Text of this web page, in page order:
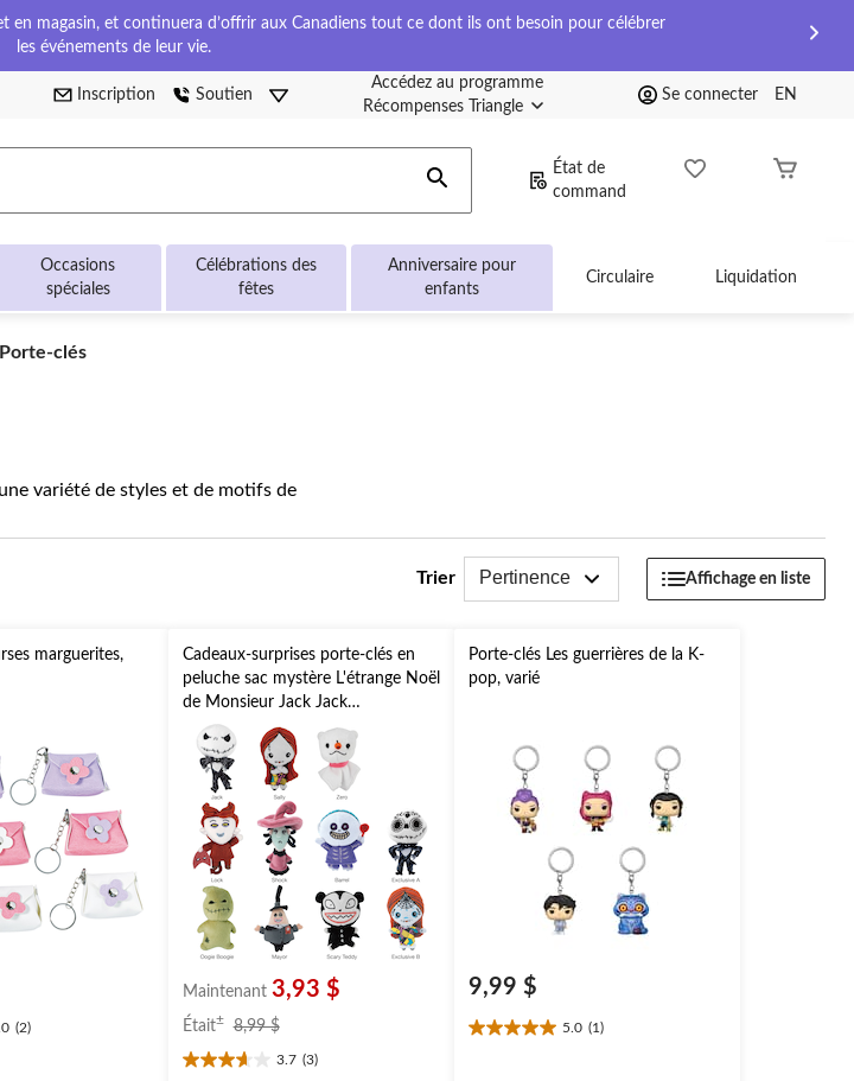
en magasin, et continuera d’offrir aux Canadiens tout ce dont ils ont besoin pour célébrer
les événements de leur vie.
Inscription Soutien
Accédez au programme
Récompenses Triangle
Se connecter EN
État de
command
Occasions
spéciales
Célébrations des
fêtes
Anniversaire pour
enfants
Circulaire Liquidation
Porte-
Porte-clés
variété de styles et de motifs de
Trier Pertinence Affichage en liste
marguerites,
(2)
Cadeaux-surprises porte-clés en
peluche sac mystère L'étrange Noël
de Monsieur Jack Jack
Skellington/Sally/Zéro, multicolore,
5 po, pour l'Halloween
Maintenant 3,93 $
Était± 8,99 $
8,99 $
3.7 (3)
3.7
Porte-clés Les guerrières de la K-
pop, varié
9,99 $
5.0 (1)
5.0